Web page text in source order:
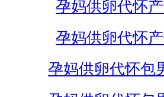
孕妈供卵代怀
孕妈供卵代怀
孕妈供卵代怀包